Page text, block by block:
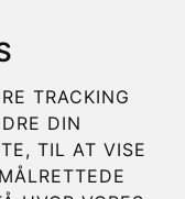
TRACKING
DIN
TIL AT VISE